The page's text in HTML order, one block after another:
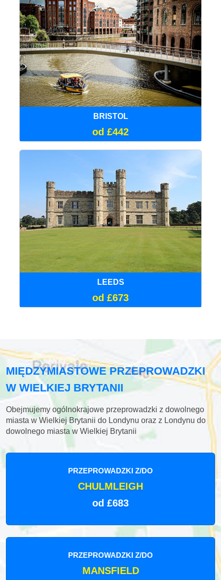
BRISTOL
od £442
LEEDS
od £673
MIĘDZYMIASTOWE PRZEPROWADZKI
W WIELKIEJ BRYTANII
Obejmujemy ogólnokrajowe przeprowadzki z dowolnego
miasta w Wielkiej Brytanii do Londynu oraz z Londynu do
dowolnego miasta w Wielkiej Brytanii
PRZEPROWADZKI Z/DO
CHULMLEIGH
od £683
PRZEPROWADZKI Z/DO
MANSFIELD